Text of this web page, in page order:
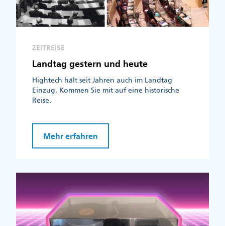
ZEITREISE
Landtag gestern und heute
Hightech hält seit Jahren auch im Landtag
Einzug. Kommen Sie mit auf eine historische
Reise.
Mehr erfahren